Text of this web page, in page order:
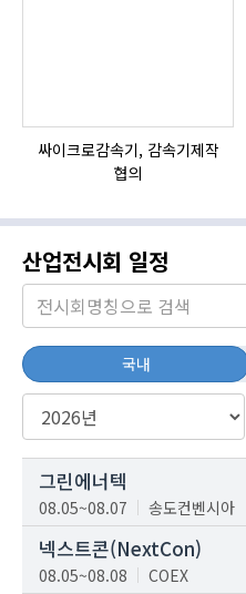
싸이크로감속기, 감속기제작
협의
산업전시회 일정
국내
그린에너텍
08.05~08.07 송도컨벤시아
넥스트콘(NextCon)
08.05~08.08 COEX